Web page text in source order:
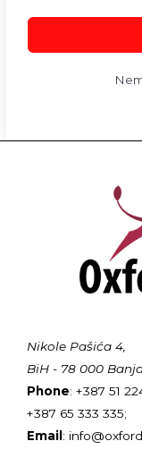
Nikole Pašića 4,
BiH - 78 000
Phone: +387 51
+387 65 333 335;
Email: